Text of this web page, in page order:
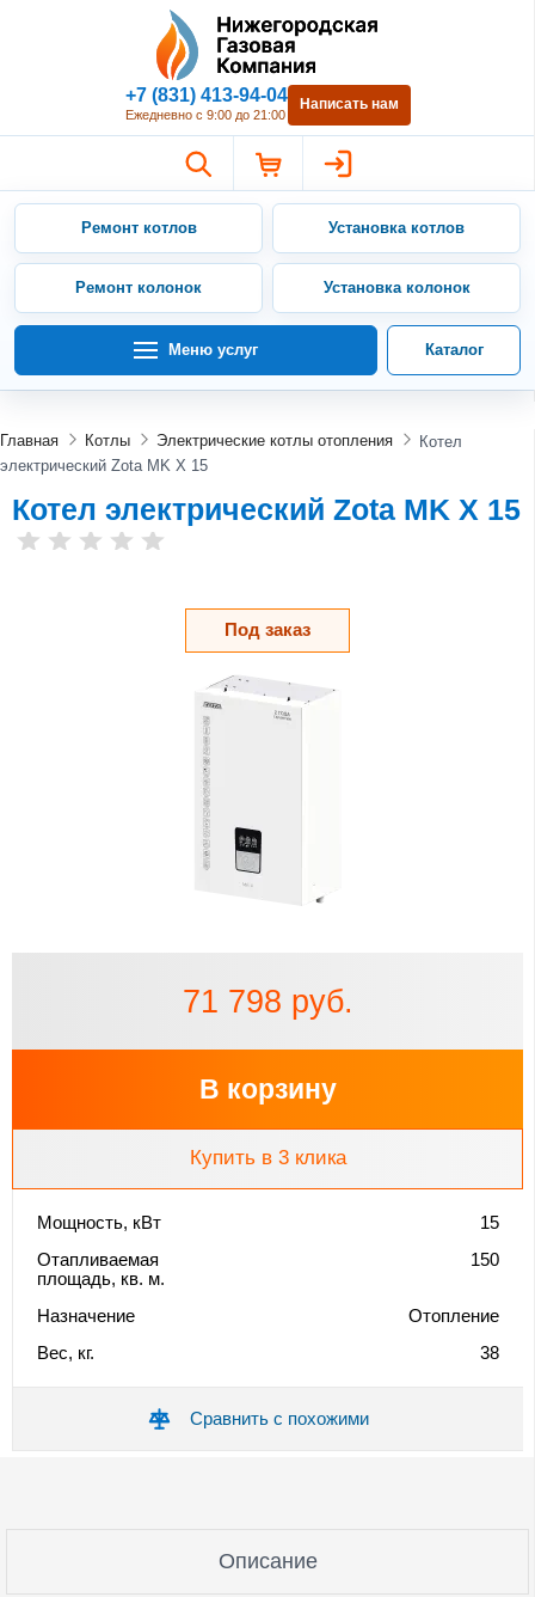
Нижегородская Газовая
+7 (831) 413-94-04
Ежедневно с 9:00 до 21:00
Написать нам
Ремонт котлов Установка котлов
Ремонт колонок Установка колонок
Меню услуг Каталог
Главная Котлы Электрические котлы отопления
Котел
электрический Zota MK X 15
Котел электрический Zota MK X 15
Под заказ
71 798 руб.
В корзину
Купить в 3 клика
Мощность, кВт
15
Отапливаемая
площадь, кв. м.
150
Назначение
Отопление
Вес, кг.
38
Сравнить с похожими
Описание